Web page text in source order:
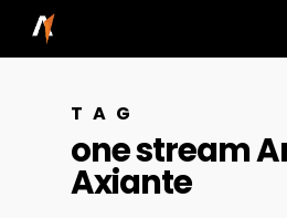
contentTAG
one stream
Axiante